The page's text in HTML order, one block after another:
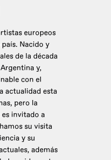
europeos
Nacido y
de la década
y,
con el
actualidad esta
pero la
es invitado a
su visita
y su
además